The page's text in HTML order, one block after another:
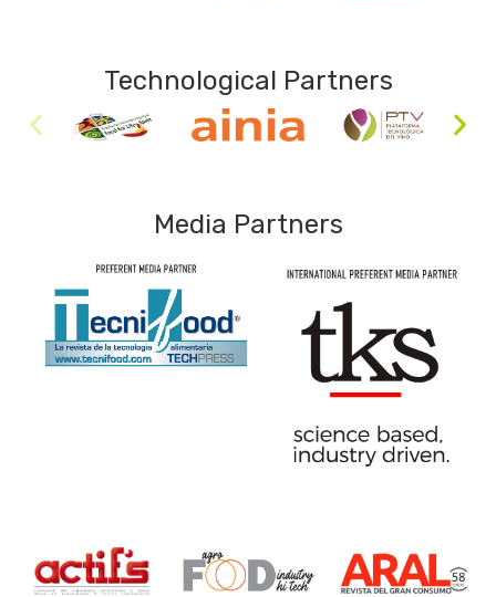
Technological Partners
Media Partners